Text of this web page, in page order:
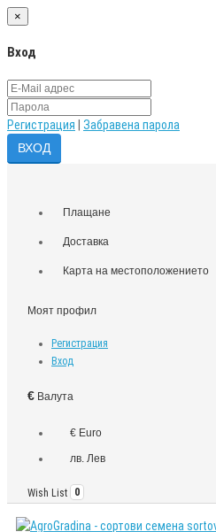
×
Вход
Регистрация Забравена парола
Плащане
Доставка
Карта на местоположението
Моят профил
Регистрация
Вход
€ Валута
€ Euro
лв. Лев
Wish List 0